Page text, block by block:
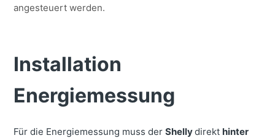
angesteuert werden.
Installation
Energiemessung
Für die Energiemessung muss derShellydirekt hinter